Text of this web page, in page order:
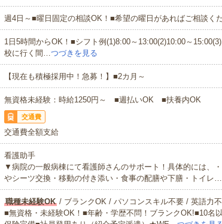
週4日～■曜日固定の相談OK！■希望の曜日があればご相談く
1日5時間からOK！■シフト例(1)8:00～13:00(2)10:00～
校に行く間…つづきを見る
【現在も積極採用中！急募！】■2カ月～
無資格未経験：時給1250円～ ■週払いOK ■扶養内OK
交通費
交通費全額支給
看護助手
▼病院の一般病棟にて看護師さんのサポート！具体的には、
やシーツ交換・移動の付き添い・食事の配膳や下膳・トイレ…
職種未経験OK/ ブランクOK / パソコンスキル不要 / 英語力
■無資格・未経験OK！■年齢・学歴不問！ブランクOK!■10名